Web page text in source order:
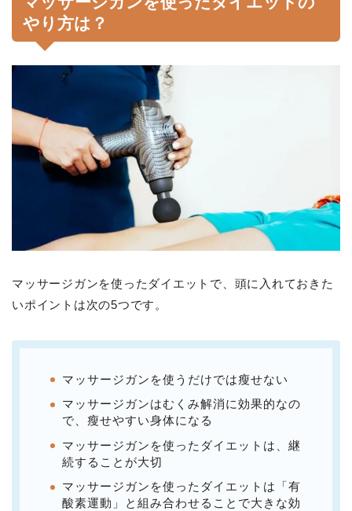
やり方は？
マッサージガンを使ったダイエットで、頭に入れておきた
いポイントは次の5つです。
マッサージガンを使うだけでは瘦せない
マッサージガンはむくみ解消に効果的なの
で、瘦せやすい身体になる
マッサージガンを使ったダイエットは、継
続することが大切
マッサージガンを使ったダイエットは「有
酸素運動」と組み合わせることで大きな効